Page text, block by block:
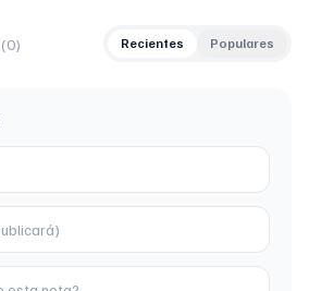
(0) Recientes Populares